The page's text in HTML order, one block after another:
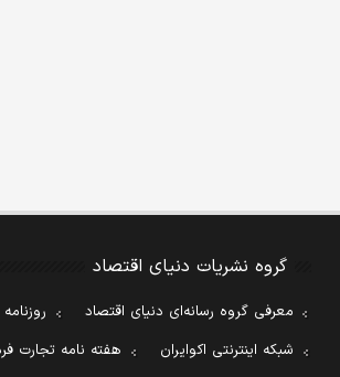
گروه نشریات دنیای اقتصاد
معرفی گروه رسانه‌ای دنیای اقتصاد
شبکه اینترنتی اکوایران
هفته نامه تجارت